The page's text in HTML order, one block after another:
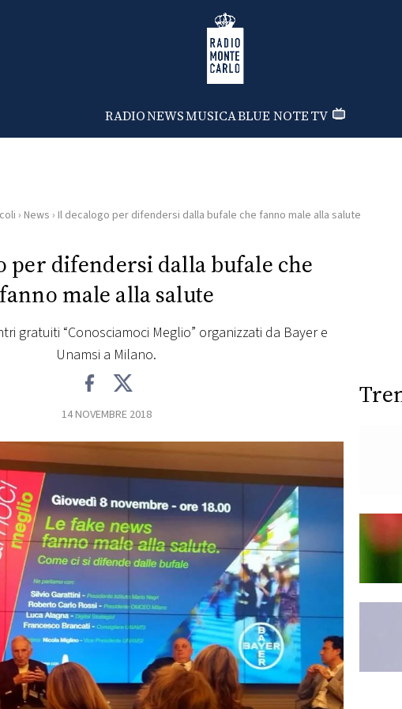
Radio Monte Carlo
RADIONEWSMUSICABLUE NOTETV
› News › Il decalogo per difendersi dalla bufale che fanno male alla salute
per difendersi dalla bufale che
fanno male alla salute
gratuiti “Conosciamoci Meglio” organizzati da Bayer e
Unamsi a Milano.
14 NOVEMBRE 2018